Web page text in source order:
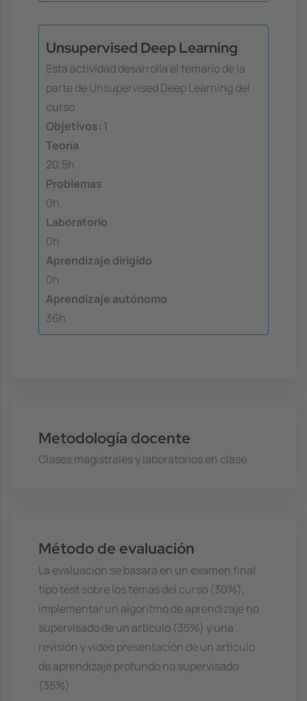
Unsupervised Deep Learning
Esta actividad desarrolla el temario de la
parte de Unsupervised Deep Learning del
curso
Objetivos: 1
Teoría
20.5h
Problemas
0h
Laboratorio
0h
Aprendizaje dirigido
0h
Aprendizaje autónomo
36h
Metodología docente
Clases magistrales y laboratorios en clase
Método de evaluación
La evaluación se basará en un examen final
tipo test sobre los temas del curso (30%),
implementar un algoritmo de aprendizaje no
supervisado de un articulo (35%) y una
revisión y video presentación de un articulo
de aprendizaje profundo no supervisado
(35%)